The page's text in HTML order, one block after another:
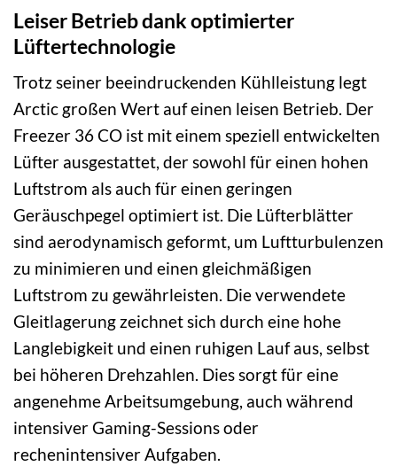
Leiser Betrieb dank optimierter
Lüftertechnologie
Trotz seiner beeindruckenden Kühlleistung legt
Arctic großen Wert auf einen leisen Betrieb. Der
Freezer 36 CO ist mit einem speziell entwickelten
Lüfter ausgestattet, der sowohl für einen hohen
Luftstrom als auch für einen geringen
Geräuschpegel optimiert ist. Die Lüfterblätter
sind aerodynamisch geformt, um Luftturbulenzen
zu minimieren und einen gleichmäßigen
Luftstrom zu gewährleisten. Die verwendete
Gleitlagerung zeichnet sich durch eine hohe
Langlebigkeit und einen ruhigen Lauf aus, selbst
bei höheren Drehzahlen. Dies sorgt für eine
angenehme Arbeitsumgebung, auch während
intensiver Gaming-Sessions oder
rechenintensiver Aufgaben.